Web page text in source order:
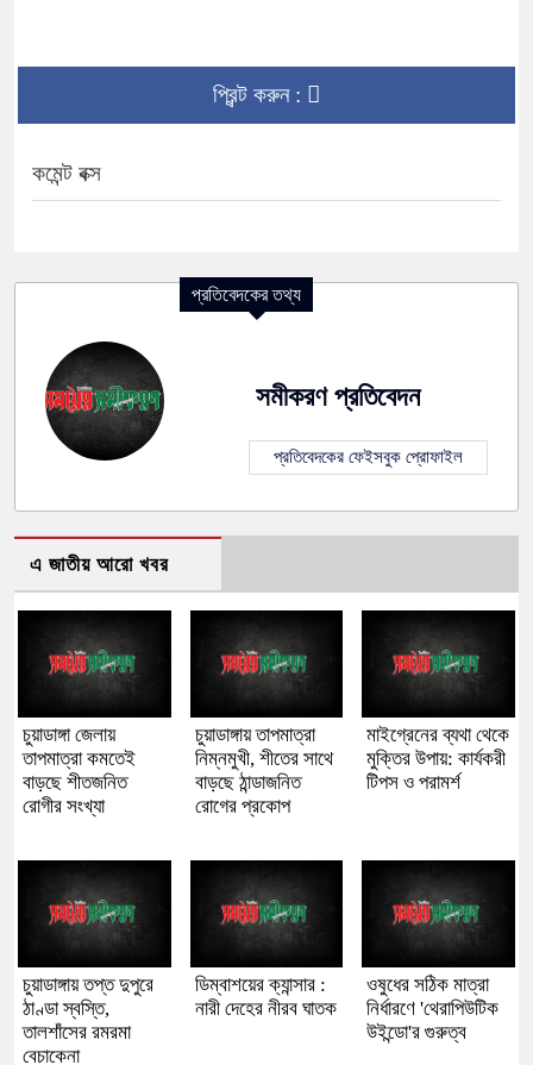
প্রিন্ট করুন :
কমেন্ট বক্স
প্রতিবেদকের তথ্য
সমীকরণ প্রতিবেদন
প্রতিবেদকের ফেইসবুক প্রোফাইল
এ জাতীয় আরো খবর
চুয়াডাঙ্গা জেলায়
তাপমাত্রা কমতেই
বাড়ছে শীতজনিত
রোগীর সংখ্যা
চুয়াডাঙ্গায় তাপমাত্রা
নিম্নমুখী, শীতের সাথে
বাড়ছে ঠান্ডাজনিত
রোগের প্রকোপ
মাইগ্রেনের ব্যথা থেকে
মুক্তির উপায়: কার্যকরী
টিপস ও পরামর্শ
চুয়াডাঙ্গায় তপ্ত দুপুরে
ঠাণ্ডা স্বস্তি,
তালশাঁসের রমরমা
বেচাকেনা
ডিম্বাশয়ের ক্যান্সার :
নারী দেহের নীরব ঘাতক
‍‍‍ওষুধের সঠিক মাত্রা
নির্ধারণে 'থেরাপিউটিক
উইন্ডো'র গুরুত্ব